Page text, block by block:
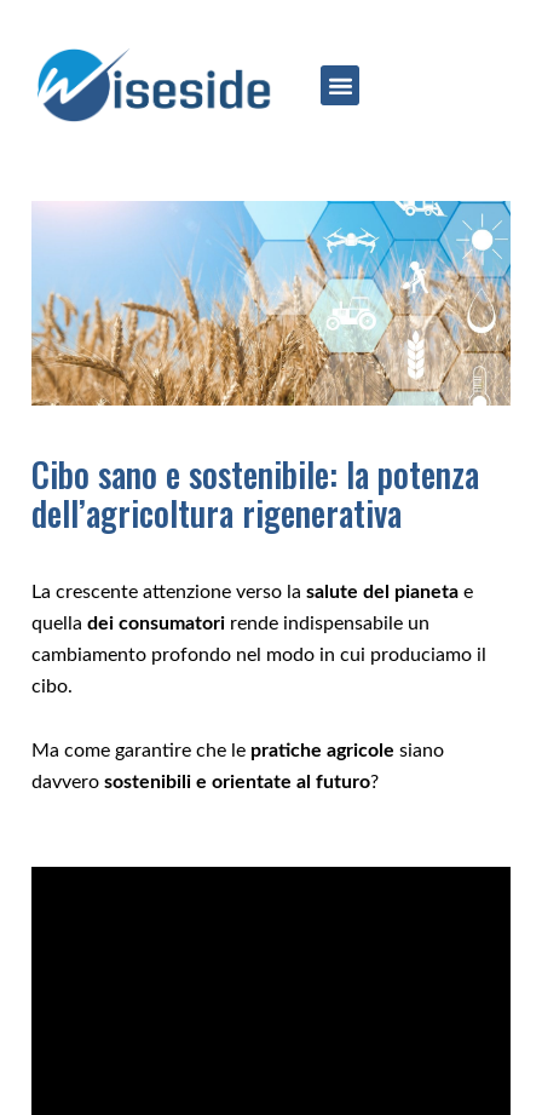
Cibo sano e sostenibile: la potenza
dell’agricoltura rigenerativa
La crescente attenzione verso la salute del pianeta e
quella dei consumatori rende indispensabile un
cambiamento profondo nel modo in cui produciamo il
cibo.
Ma come garantire che le pratiche agricole siano
davvero sostenibili e orientate al futuro?